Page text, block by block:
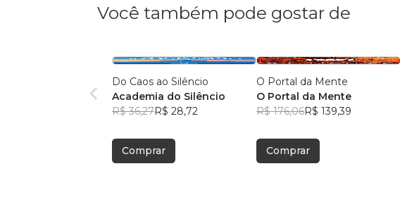
Você também pode gostar de
Do Caos ao Silêncio
Academia do Silêncio
R$ 36,27R$ 28,72
Comprar
O Portal da Mente
O Portal da Mente
R$ 176,06R$ 139,39
Comprar